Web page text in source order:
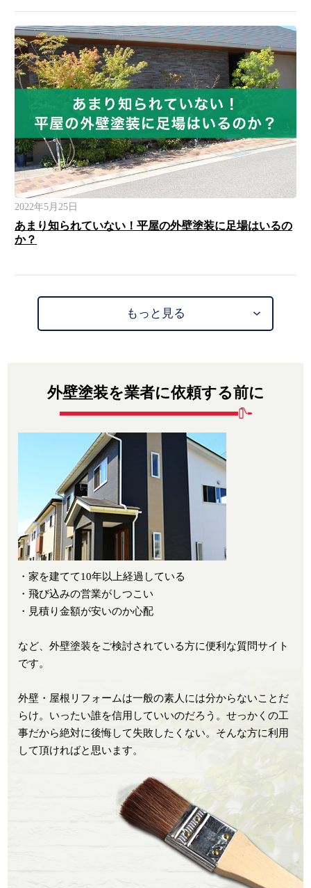
2022年5月25日
あまり知られていない！平屋の外壁塗装に足場はいるの
か？
もっと見る
外壁塗装を業者に依頼する前に
・家を建てて10年以上経過している
・飛び込みの営業がしつこい
・見積り金額が安いのか心配
など、外壁塗装をご検討されている方に便利な質問サイト
です。
外壁・屋根リフォームは一般の素人には分からないことだ
らけ。いったい誰を信用していいのだろう。せっかくの工
事だから絶対に後悔して失敗したくない。そんな方に利用
して頂ければと思います。